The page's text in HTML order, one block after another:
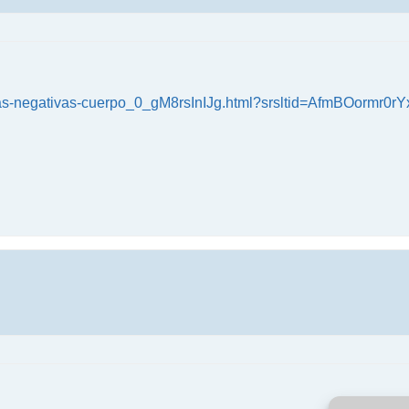
negativas-